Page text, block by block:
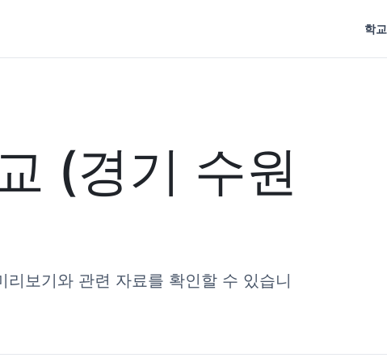
학
(경기 수원
보기와 관련 자료를 확인할 수 있습니